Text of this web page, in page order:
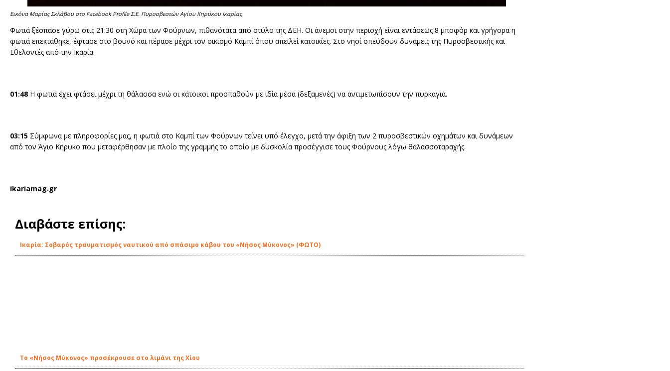
Εικόνα Μαρίας Σκλάβου στo Facebook Profile Σ.Ε. Πυροσβεστών Αγίου Κηρύκου Ικαρίας
Φωτιά ξέσπασε γύρω στις 21:30 στη Χώρα των Φούρνων, πιθανότατα από στύλο της ΔΕΗ. Οι άνεμοι στην περιοχή είναι εντάσεως 8 μποφόρ και γρήγορα η
φωτιά επεκτάθηκε, έφτασε στο βουνό και πέρασε μέχρι τον οικισμό Καμπί όπου απειλεί κατοικίες. Στο νησί σπεύδουν δυνάμεις της Πυροσβεστικής και
Εθελοντές από την Ικαρία.
01:48 Η φωτιά έχει φτάσει μέχρι τη θάλασσα ενώ οι κάτοικοι προσπαθούν με ιδία μέσα (δεξαμενές) να αντιμετωπίσουν την πυρκαγιά.
03:15 Σύμφωνα με πληροφορίες μας, η φωτιά στο Καμπί των Φούρνων τείνει υπό έλεγχο, μετά την άφιξη των 2 πυροσβεστικών οχημάτων και δυνάμεων
από τον Άγιο Κήρυκο που μεταφέρθησαν με πλοίο της γραμμής το οποίο με δυσκολία προσέγγισε τους Φούρνους λόγω θαλασσοταραχής.
ikariamag.gr
Διαβάστε επίσης:
Ικαρία: Σοβαρός τραυματισμός ναυτικού από σπάσιμο κάβου του «Νήσος Μύκονος» (ΦΩΤΟ)
Το «Νήσος Μύκονος» προσέκρουσε στο λιμάνι της Χίου